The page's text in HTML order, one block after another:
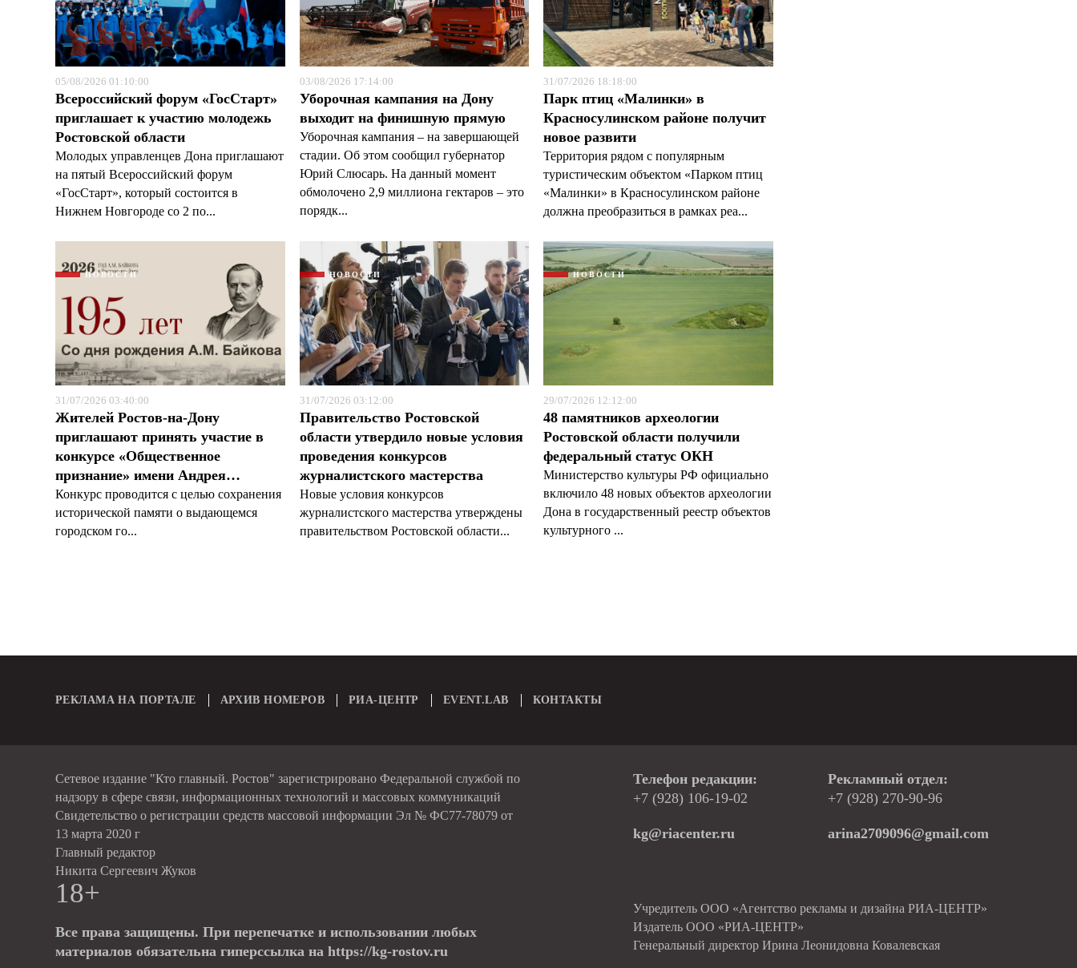
05/08/2026 01:10:00
Всероссийский форум «ГосСтарт»
приглашает к участию молодежь
Ростовской области
Молодых управленцев Дона приглашают
на пятый Всероссийский форум
«ГосСтарт», который состоится в
Нижнем Новгороде со 2 по...
03/08/2026 17:14:00
Уборочная кампания на Дону
выходит на финишную прямую
Уборочная кампания – на завершающей
стадии. Об этом сообщил губернатор
Юрий Слюсарь. На данный момент
обмолочено 2,9 миллиона гектаров – это
порядк...
31/07/2026 18:18:00
Парк птиц «Малинки» в
Красносулинском районе получит
новое развити
Территория рядом с популярным
туристическим объектом «Парком птиц
«Малинки» в Красносулинском районе
должна преобразиться в рамках реа...
НОВОСТИ
31/07/2026 03:40:00
Жителей Ростов-на-Дону
приглашают принять участие в
конкурсе «Общественное
признание» имени Андрея…
Конкурс проводится с целью сохранения
исторической памяти о выдающемся
городском го...
НОВОСТИ
31/07/2026 03:12:00
Правительство Ростовской
области утвердило новые условия
проведения конкурсов
журналистского мастерства
Новые условия конкурсов
журналистского мастерства утверждены
правительством Ростовской области...
НОВОСТИ
29/07/2026 12:12:00
48 памятников археологии
Ростовской области получили
федеральный статус ОКН
Министерство культуры РФ официально
включило 48 новых объектов археологии
Дона в государственный реестр объектов
культурного ...
Я согласен сполитикой конфиденциальности и защиты информации*
РЕКЛАМА НА ПОРТАЛЕ АРХИВ НОМЕРОВ РИА-ЦЕНТР EVENT.LAB КОНТАКТЫ
Сетевое издание "Кто главный. Ростов" зарегистрировано Федеральной службой по
надзору в сфере связи, информационных технологий и массовых коммуникаций
Свидетельство о регистрации средств массовой информации Эл № ФС77-78079 от
13 марта 2020 г
Главный редактор
Никита Сергеевич Жуков
18+
Все права защищены. При перепечатке и использовании любых
материалов обязательна гиперссылка на https://kg-rostov.ru
Телефон редакции:
+7 (928) 106-19-02
kg@riacenter.ru
Рекламный отдел:
+7 (928) 270-90-96
arina2709096@gmail.com
Учредитель ООО «Агентство рекламы и дизайна РИА-ЦЕНТР»
Издатель ООО «РИА-ЦЕНТР»
Генеральный директор Ирина Леонидовна Ковалевская
Я согласен сполитикой конфиденциальности и защиты информации*